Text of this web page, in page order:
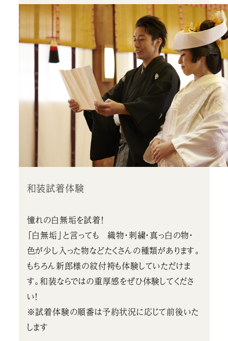
和装試着体験
憧れの白無垢を試着！
「白無垢」と言っても 織物・刺繍・真っ白の物・
色が少し入った物などたくさんの種類があります。
もちろん新郎様の紋付袴も体験していただけま
す。和装ならではの重厚感をぜひ体験してくださ
い！
※試着体験の順番は予約状況に応じて前後いた
します